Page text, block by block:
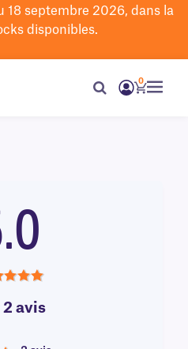
18 septembre 2026, dans la
disponibles.
0
2 avis